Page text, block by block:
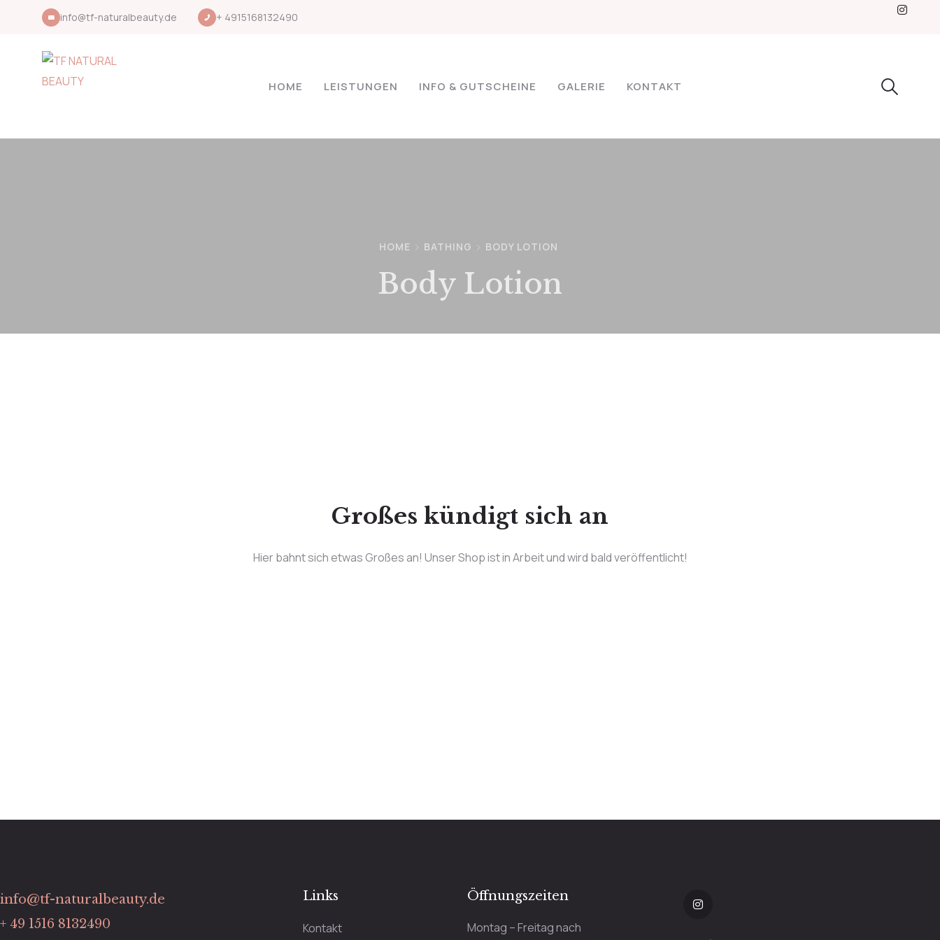
info@tf-naturalbeauty.de + 4915168132490
HOME LEISTUNGEN INFO & GUTSCHEINE GALERIE KONTAKT
HOME BATHING BODY LOTION
Body Lotion
Großes kündigt sich an
Hier bahnt sich etwas Großes an! Unser Shop ist in Arbeit und wird bald veröffentlicht!
info@tf-naturalbeauty.de
+ 49 1516 8132490
Links
Kontakt
Öffnungszeiten
Montag – Freitag nach